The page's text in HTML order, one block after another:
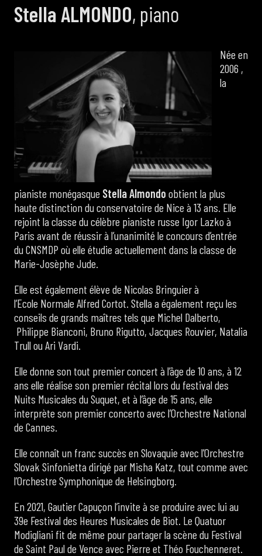
Stella ALMONDO, piano
Née en
2006 ,
la
pianiste monégasque Stella Almondo obtient la plus
haute distinction du conservatoire de Nice à 13 ans. Elle
rejoint la classe du célèbre pianiste russe Igor Lazko à
Paris avant de réussir à l’unanimité le concours d’entrée
du CNSMDP où elle étudie actuellement dans la classe de
Marie-Josèphe Jude.
Elle est également élève de Nicolas Bringuier à
l’Ecole Normale Alfred Cortot. Stella a également reçu les
conseils de grands maîtres tels que Michel Dalberto,
Philippe Bianconi, Bruno Rigutto, Jacques Rouvier, Natalia
Trull ou Ari Vardi.
Elle donne son tout premier concert à l’âge de 10 ans, à 12
ans elle réalise son premier récital lors du festival des
Nuits Musicales du Suquet, et à l’âge de 15 ans, elle
interprète son premier concerto avec l’Orchestre National
de Cannes.
Elle connaît un franc succès en Slovaquie avec l’Orchestre
Slovak Sinfonietta dirigé par Misha Katz, tout comme avec
l’Orchestre Symphonique de Helsingborg.
En 2021, Gautier Capuçon l’invite à se produire avec lui au
39e Festival des Heures Musicales de Biot. Le Quatuor
Modigliani fit de même pour partager la scène du Festival
de Saint Paul de Vence avec Pierre et Théo Fouchenneret.